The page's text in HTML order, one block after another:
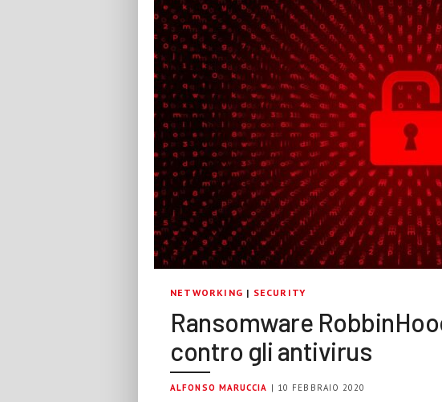
NETWORKING | SECURITY
Ransomware
contro gli antivirus
ALFONSO MARUCCIA | 10 FEBBRAIO 2020